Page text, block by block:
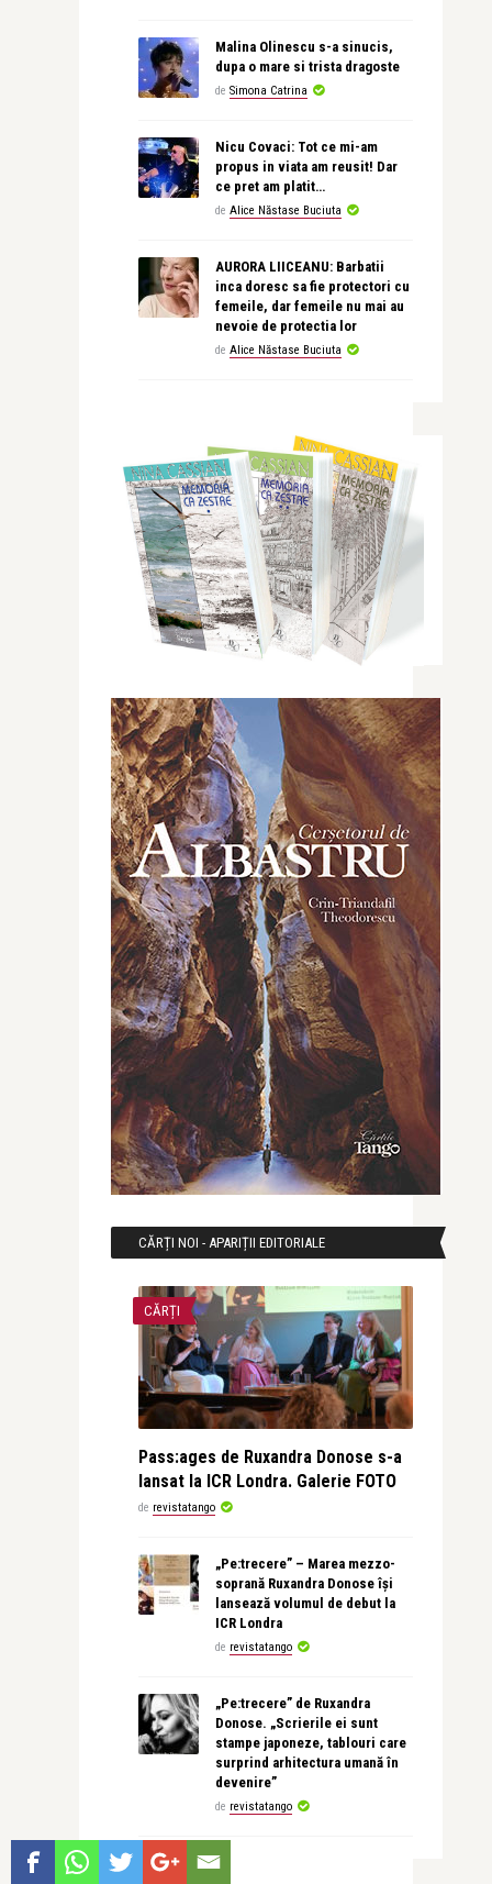
Malina Olinescu s-a sinucis,
dupa o mare si trista dragoste
de Simona Catrina
Nicu Covaci: Tot ce mi-am
propus in viata am reusit! Dar
ce pret am platit…
de Alice Năstase Buciuta
AURORA LIICEANU: Barbatii
inca doresc sa fie protectori cu
femeile, dar femeile nu mai au
nevoie de protectia lor
de Alice Năstase Buciuta
CĂRȚI NOI - APARIȚII EDITORIALE
CĂRȚI
Pass:ages de Ruxandra Donose s-a
lansat la ICR Londra. Galerie FOTO
de revistatango
„Pe:trecere” – Marea mezzo-
soprană Ruxandra Donose își
lansează volumul de debut la
ICR Londra
de revistatango
„Pe:trecere” de Ruxandra
Donose. „Scrierile ei sunt
stampe japoneze, tablouri care
surprind arhitectura umană în
devenire”
de revistatango